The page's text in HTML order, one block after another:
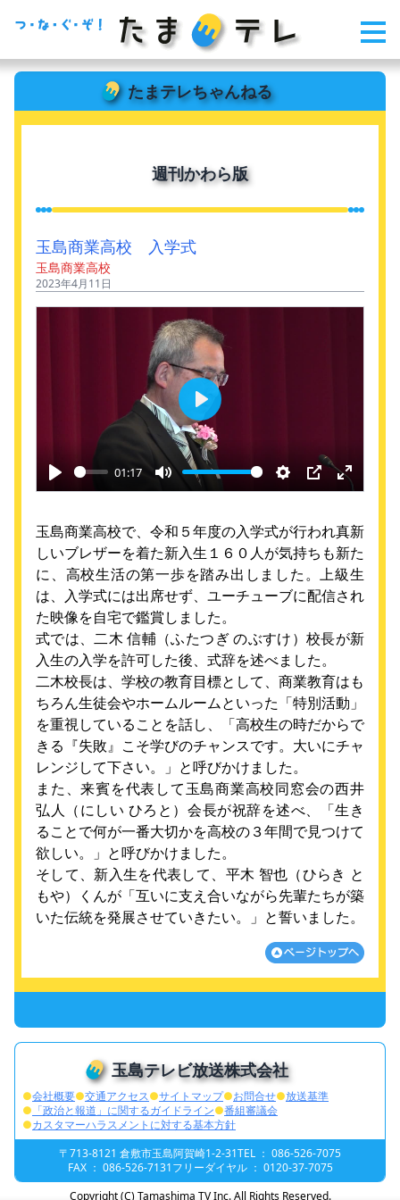
たまテレちゃんねる
週刊かわら版
玉島商業高校 入学式
玉島商業高校
2023年4月11日
Play
01:17
Mute Settings
PIP Enter
Play
玉島商業高校で、令和５年度の入学式が行われ真新
しいブレザーを着た新入生１６０人が気持ちも新た
に、高校生活の第一歩を踏み出しました。上級生
は、入学式には出席せず、ユーチューブに配信され
た映像を自宅で鑑賞しました。
式では、二木 信輔（ふたつぎ のぶすけ）校長が新
入生の入学を許可した後、式辞を述べました。
二木校長は、学校の教育目標として、商業教育はも
ちろん生徒会やホームルームといった「特別活動」
を重視していることを話し、「高校生の時だからで
きる『失敗』こそ学びのチャンスです。大いにチャ
レンジして下さい。」と呼びかけました。
また、来賓を代表して玉島商業高校同窓会の西井
弘人（にしい ひろと）会長が祝辞を述べ、「生き
ることで何が一番大切かを高校の３年間で見つけて
欲しい。」と呼びかけました。
そして、新入生を代表して、平木 智也（ひらき と
もや）くんが「互いに支え合いながら先輩たちが築
いた伝統を発展させていきたい。」と誓いました。
玉島テレビ放送株式会社
●会社概要●交通アクセス●サイトマップ●お問合せ●放送基準
● 「政治と報道」に関するガイドライン●番組審議会
●カスタマーハラスメントに対する基本方針
〒713-8121 倉敷市玉島阿賀崎1-2-31TEL ： 086-526-7075
FAX ： 086-526-7131フリーダイヤル ： 0120-37-7075
Copyright (C) Tamashima TV Inc. All Rights Reserved.